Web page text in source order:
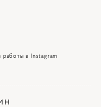
в Instagram